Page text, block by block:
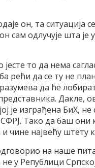
он, та ситуација
сам одлучује шта
то да нема
рећи да се ту не
да ће
Дакле,
је изграђена БиХ,
Тако да баш они
чине највећу штету
на наше
у Републици